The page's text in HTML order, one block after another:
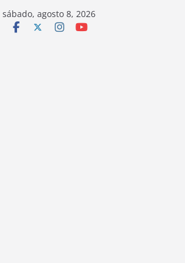
sábado, agosto 8, 2026